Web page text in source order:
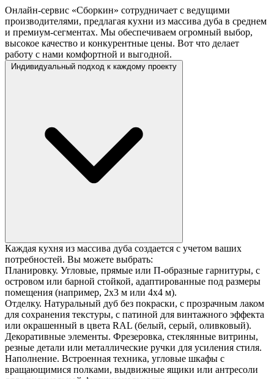
Онлайн-сервис «Сборкин» сотрудничает с ведущими
производителями, предлагая кухни из массива дуба в среднем
и премиум-сегментах. Мы обеспечиваем огромный выбор,
высокое качество и конкурентные цены. Вот что делает
работу с нами комфортной и выгодной.
Индивидуальный подход к каждому проекту
Каждая кухня из массива дуба создается с учетом ваших
потребностей. Вы можете выбрать:
Планировку. Угловые, прямые или П-образные гарнитуры, с
островом или барной стойкой, адаптированные под размеры
помещения (например, 2х3 м или 4х4 м).
Отделку. Натуральный дуб без покраски, с прозрачным лаком
для сохранения текстуры, с патиной для винтажного эффекта
или окрашенный в цвета RAL (белый, серый, оливковый).
Декоративные элементы. Фрезеровка, стеклянные витрины,
резные детали или металлические ручки для усиления стиля.
Наполнение. Встроенная техника, угловые шкафы с
вращающимися полками, выдвижные ящики или антресоли